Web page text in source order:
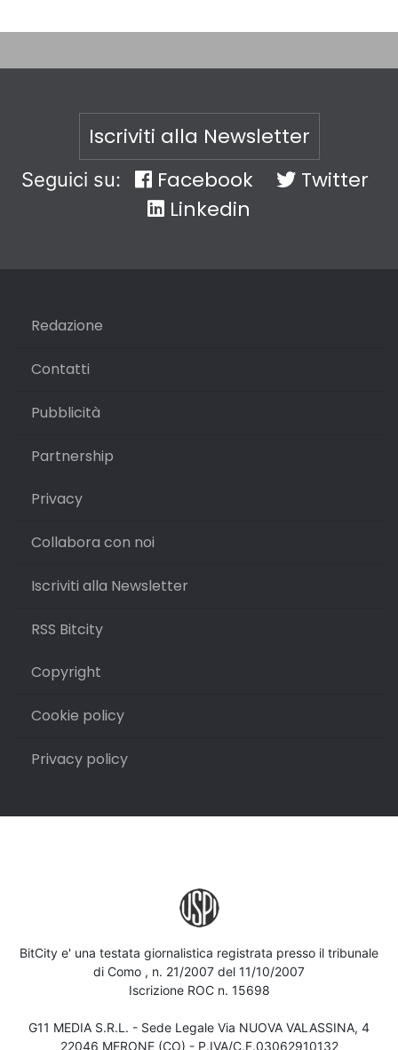
Iscriviti alla Newsletter
Seguici su: Facebook
Twitter
Linkedin
Redazione
Contatti
Pubblicità
Partnership
Privacy
Collabora con noi
Iscriviti alla Newsletter
RSS Bitcity
Copyright
Cookie policy
Privacy policy
BitCity e' una testata giornalistica registrata presso il tribunale
di Como , n. 21/2007 del 11/10/2007
Iscrizione ROC n. 15698
G11 MEDIA S.R.L. - Sede Legale Via NUOVA VALASSINA, 4
22046 MERONE (CO) - P.IVA/C.F.03062910132